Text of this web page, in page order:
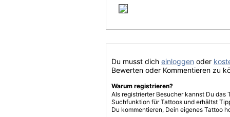
Du musst dich einloggen oder
Bewerten oder Kommentieren zu
Warum registrieren?
Als registrierter Besucher kannst Du
Suchfunktion für Tattoos und erhältst
Du kommentieren, Dein eigenes Tattoo